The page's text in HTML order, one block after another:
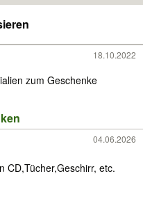
18.10.2022
zum Geschenke
04.06.2026
CD,Tücher,Geschirr, etc.